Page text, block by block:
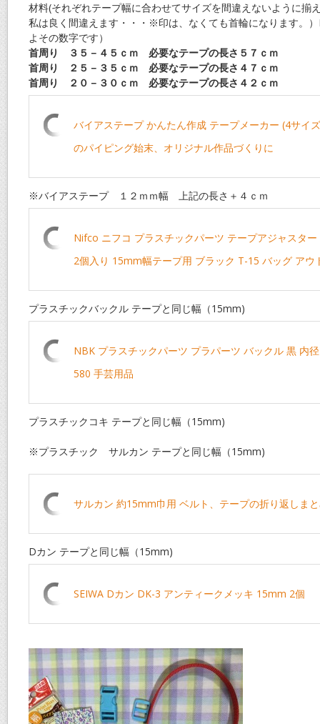
材料(それぞれテープ幅に合わせてサイズを間違えないように揃
私は良く間違えます・・・※印は、なくても首輪になります。
よその数字です）
首周り ３５－４５ｃｍ 必要なテープの長さ５７ｃｍ
首周り ２５－３５ｃｍ 必要なテープの長さ４７ｃｍ
首周り ２０－３０ｃｍ 必要なテープの長さ４２ｃｍ
バイアステープ かんたん作成 テープメーカー (4サイ
のパイピング始末、オリジナル作品づくりに
※バイアステープ １２ｍｍ幅 上記の長さ＋４ｃｍ
Nifco ニフコ プラスチックパーツ テープアジャスタ
2個入り 15mm幅テープ用 ブラック T-15 バッグ アウ
プラスチックバックル テープと同じ幅（15mm)
NBK プラスチックパーツ プラパーツ バックル 黒 内
580 手芸用品
プラスチックコキ テープと同じ幅（15mm)
※プラスチック サルカン テープと同じ幅（15mm)
サルカン 約15mm巾用 ベルト、テープの折り返しま
Dカン テープと同じ幅（15mm)
SEIWA Dカン DK-3 アンティークメッキ 15mm 2個